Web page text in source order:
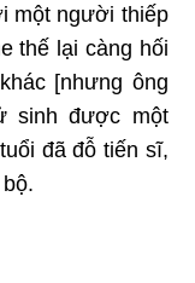
một người thiếp
thế lại càng hối
[nhưng ông
sinh được một
đã đỗ tiến sĩ,